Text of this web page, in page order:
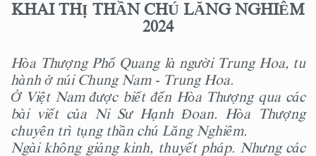
KHAI THỊ THẦN CHÚ LĂNG NGHIÊM
2024
Hòa Thượng Phổ Quang là người Trung Hoa, tu
hành ở núi Chung Nam - Trung Hoa.
Ở Việt Nam được biết đến Hòa Thượng qua các
bài viết của Ni Sư Hạnh Đoan. Hòa Thượng
chuyên trì tụng thần chú Lăng Nghiêm.
Ngài không giảng kinh, thuyết pháp. Nhưng các